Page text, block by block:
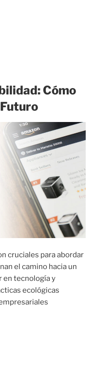
Cómo
cruciales para abordar
el camino hacia un
en tecnología y
ecológicas